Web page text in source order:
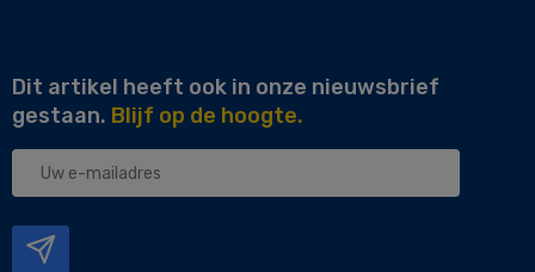
Dit artikel heeft ook in onze nieuwsbrief
gestaan. Blijf op de hoogte.
Uw